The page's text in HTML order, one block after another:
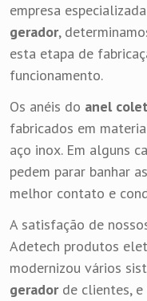
empresa
gerador,
esta etapa de
funcionamento.
Os anéis do anel
fabricados em
aço inox. Em alguns
pedem parar banhar
melhor contato e
A satisfação de
Adetech produtos
modernizou vários
geradorde clientes, e